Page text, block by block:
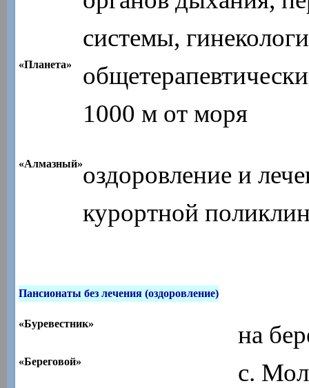
системы,
«Планета»
1000 м от моря
«Алмазный»оздоровление и
курортной
Пансионаты без лечения (оздоровление)
«Буревестник» на
«Береговой» с.